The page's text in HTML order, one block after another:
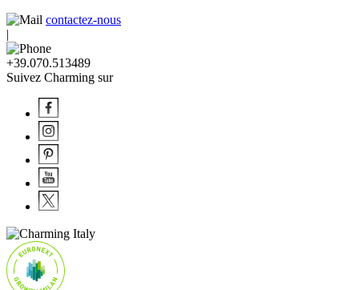
contactez-nous
|
+39.070.513489
Suivez Charming sur